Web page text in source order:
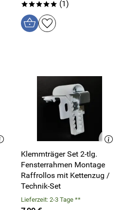
***** (1)
Klemmträger Set 2-tlg.
Fensterrahmen Montage
Raffrollos mit Kettenzug /
Technik-Set
Lieferzeit: 2-3 Tage **